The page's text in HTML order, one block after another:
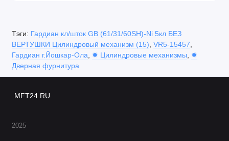
Тэги: Гардиан кл/шток GB (61/31/60SH)-Ni 5кл БЕЗ
ВЕРТУШКИ Цилиндровый механизм (15) VR5-15457
Гардиан г.Йошкар-Ола
✹ Цилиндровые механизмы
✹
Дверная фурнитура
MFT24.RU
2025